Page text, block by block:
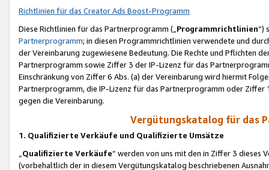
Richtlinien für das Creator Ads Boost-Programm
Diese Richtlinien für das Partnerprogramm („Programmrichtlinien“)
Partnerprogramm; in diesen Programmrichtlinien verwendete und
der Vereinbarung zugewiesene Bedeutung. Die Rechte und Pflichten
Partnerprogramm sowie Ziffer 3 der IP-Lizenz für das
Einschränkung von Ziffer 6 Abs. (a) der Vereinbarung wird hiermit
Partnerprogramm, die IP-Lizenz für das Partnerprogramm oder
gegen die Vereinbarung.
Vergütungskatalog für das
1. Qualifizierte Verkäufe und Qualifizierte Umsätze
Qualifizierte Verkäufe“ werden von uns mit den in Ziffer 3
(vorbehaltlich der in diesem Vergütungskatalog beschriebenen